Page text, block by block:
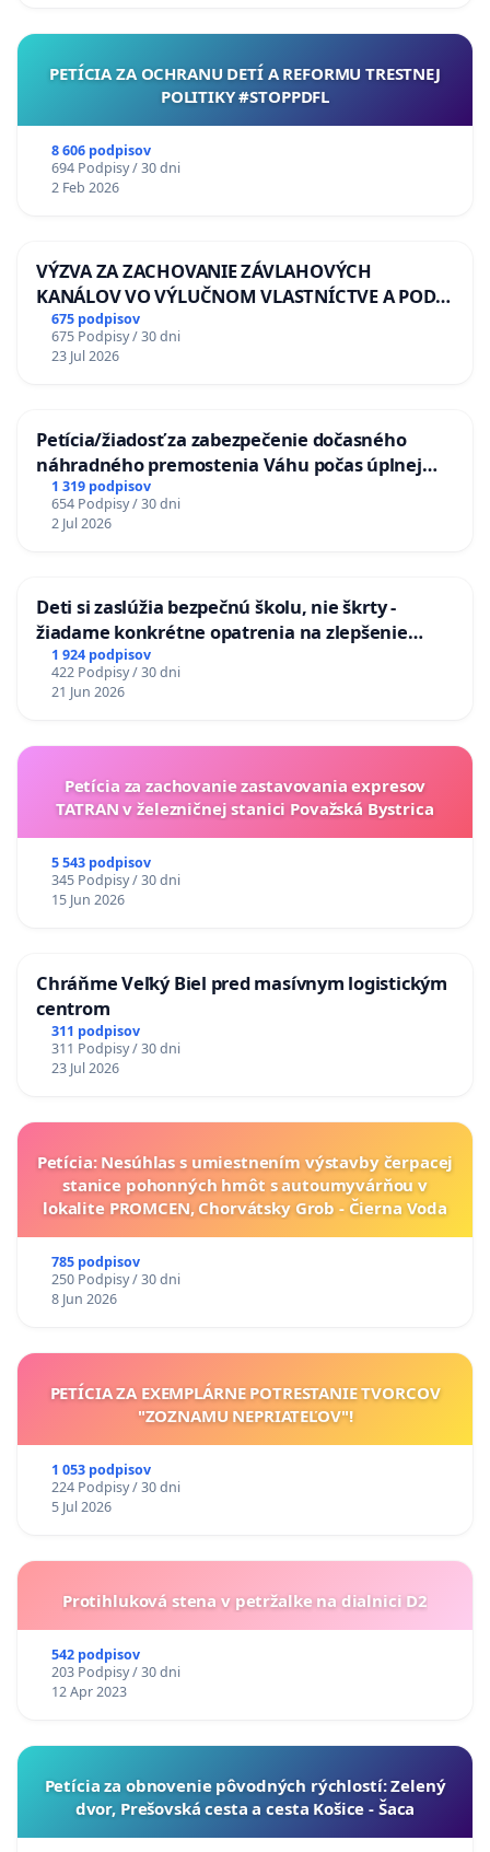
PETÍCIA ZA OCHRANU DETÍ A REFORMU TRESTNEJ
POLITIKY #STOPPDFL
8 606 podpisov
694 Podpisy / 30 dni
2 Feb 2026
VÝZVA ZA ZACHOVANIE ZÁVLAHOVÝCH
KANÁLOV VO VÝLUČNOM VLASTNÍCTVE A POD
KONTROLOU SLOVENSKEJ REPUBLIKY & žiadosť
na riešenie zanedbaného stavu závlahových a
odvodňovacích kanálov na Slovensku
675 podpisov
675 Podpisy / 30 dni
23 Jul 2026
Petícia/žiadosť za zabezpečenie dočasného
náhradného premostenia Váhu počas úplnej
uzávery Vážskeho mosta v Komárne
1 319 podpisov
654 Podpisy / 30 dni
2 Jul 2026
Deti si zaslúžia bezpečnú školu, nie škrty -
žiadame konkrétne opatrenia na zlepšenie
situácie v školstve
1 924 podpisov
422 Podpisy / 30 dni
21 Jun 2026
Petícia za zachovanie zastavovania expresov
TATRAN v železničnej stanici Považská Bystrica
5 543 podpisov
345 Podpisy / 30 dni
15 Jun 2026
Chráňme Veľký Biel pred masívnym logistickým
centrom
311 podpisov
311 Podpisy / 30 dni
23 Jul 2026
Petícia: Nesúhlas s umiestnením výstavby čerpacej
stanice pohonných hmôt s autoumyvárňou v
lokalite PROMCEN, Chorvátsky Grob - Čierna Voda
785 podpisov
250 Podpisy / 30 dni
8 Jun 2026
PETÍCIA ZA EXEMPLÁRNE POTRESTANIE TVORCOV
"ZOZNAMU NEPRIATEĽOV"!
1 053 podpisov
224 Podpisy / 30 dni
5 Jul 2026
Protihluková stena v petržalke na dialnici D2
542 podpisov
203 Podpisy / 30 dni
12 Apr 2023
​Petícia za obnovenie pôvodných rýchlostí: Zelený
dvor, Prešovská cesta a cesta Košice - Šaca